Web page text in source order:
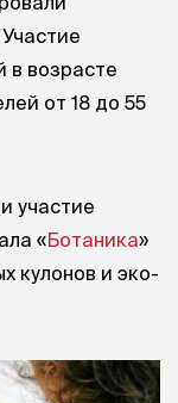
в возрасте
от 18 до 55
участие
«Ботаника»
кулонов и эко-